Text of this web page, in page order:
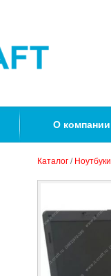
О компании
Каталог / Ноутбуки